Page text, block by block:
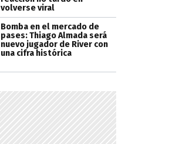
volverse viral
Bomba en el mercado de
pases: Thiago Almada será
nuevo jugador de River con
una cifra histórica